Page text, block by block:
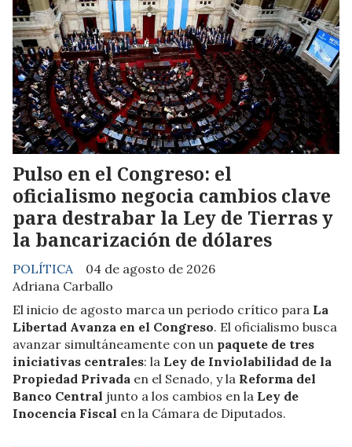
Pulso en el Congreso: el
oficialismo negocia cambios clave
para destrabar la Ley de Tierras y
la bancarización de dólares
Adriana Carballo
POLÍTICA 04 de agosto de 2026
El inicio de agosto marca un periodo crítico para La
Libertad Avanza en el Congreso. El oficialismo busca
avanzar simultáneamente con un paquete de tres
iniciativas centrales: la Ley de Inviolabilidad de la
Propiedad Privada en el Senado, y la Reforma del
Banco Central junto a los cambios en la Ley de
Inocencia Fiscal en la Cámara de Diputados.